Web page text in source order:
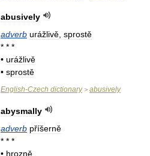
abusively
adverb urážlivě sprostě
* * *
• urážlivě
• sprostě
English-Czech dictionary> abusively
abysmally
adverb příšerně
* * *
• hrozně